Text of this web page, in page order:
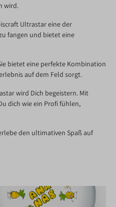
wird.
Ultrastar eine der
fangen und bietet eine
bietet eine perfekte Kombination
auf dem Feld sorgt.
wird Dich begeistern. Mit
dich wie ein Profi fühlen,
den ultimativen Spaß auf